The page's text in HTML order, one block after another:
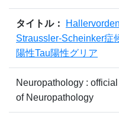
タイトル：
Straussler-Scheinker症
陽性Tau陽性グリア
Neuropathology :
of Neuropathology